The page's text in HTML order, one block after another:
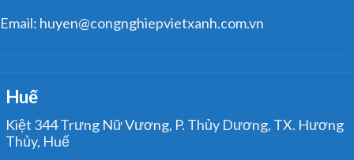
Email: huyen@congnghiepvietxanh.com.vn
Huế
Kiệt 344 Trưng Nữ Vương, P. Thủy Dương, TX. Hương
Thủy, Huế